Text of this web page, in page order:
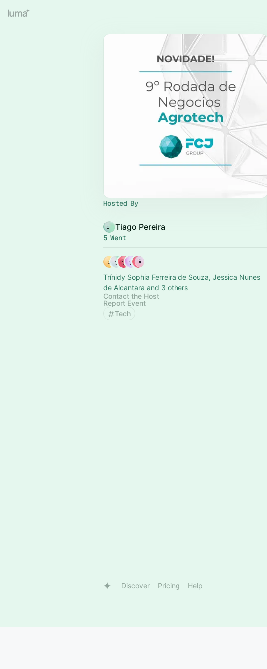
Hosted By
Tiago Pereira
5 Went
Trínidy Sophia Ferreira de Souza, Jessica Nunes
de Alcantara and 3 others
Contact the Host
Report Event
Tech
Discover Pricing Help